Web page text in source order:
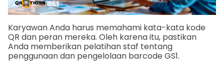
Karyawan Anda harus memahami kata-kata kode
QR dan peran mereka. Oleh karena itu, pastikan
Anda memberikan pelatihan staf tentang
penggunaan dan pengelolaan barcode GS1.